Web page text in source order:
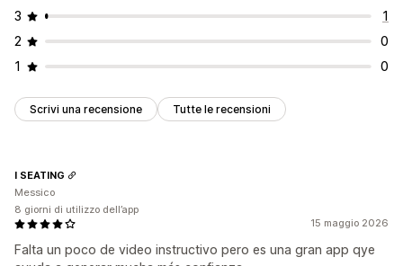
3
1
2
0
1
0
Scrivi una recensione Tutte le recensioni
15 maggio 2026
Falta un poco de video instructivo pero es una gran app qye
I SEATING
Messico
8 giorni di utilizzo dell’app